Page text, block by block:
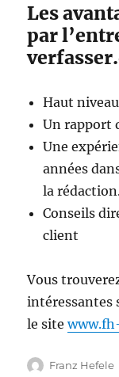
Les
par
Haut
Un rapport
Une
années
la
Conseils
client
Vous
intéressantes
le site
Autor
Franz Hefele